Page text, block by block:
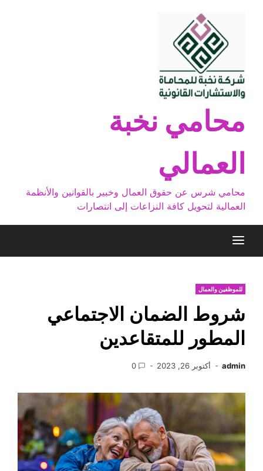
محامي نخبة
العمالي
محامي شرس عن حقوق العمال وخبير بالقوانين والأنظمة
العمالية لتحويل كافة النزاعات إلى انتصارات
للموظفين والعمال
شروط الضمان الاجتماعي
المطور للمتقاعدين
admin أكتوبر 26, 2023 0